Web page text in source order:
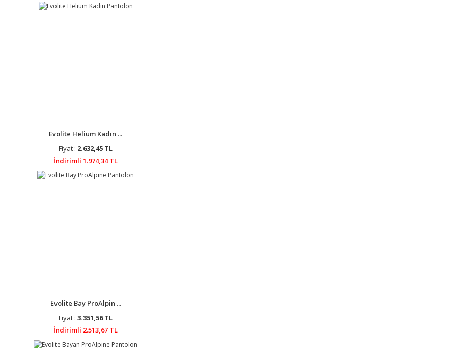
Evolite Helium Kadın ...
Fiyat : 2.632,45 TL
İndirimli 1.974,34 TL
Evolite Bay ProAlpin ...
Fiyat : 3.351,56 TL
İndirimli 2.513,67 TL